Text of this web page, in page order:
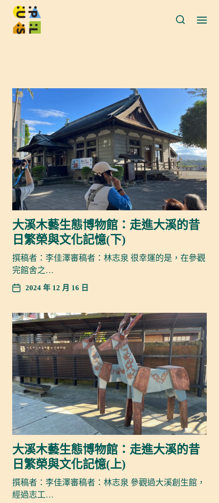
大溪木藝生態博物館：走進大溪的昔
日繁榮與文化記憶(下)
撰稿者：李佳澤審稿者：林志泉 很幸運的是，在參觀
完館舍之…
2024 年 12 月 16 日
大溪木藝生態博物館：走進大溪的昔
日繁榮與文化記憶(上)
撰稿者：李佳澤審稿者：林志泉 參觀過大溪創生館，
經過志工…